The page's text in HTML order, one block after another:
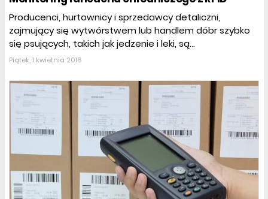
Producenci, hurtownicy i sprzedawcy detaliczni,
zajmujący się wytwórstwem lub handlem dóbr szybko
się psujących, takich jak jedzenie i leki, są...
Piątek, 1 kwietnia 2016